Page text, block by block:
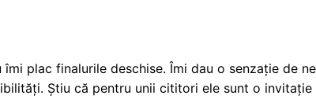
plac finalurile deschise. Îmi dau o senzație de
Știu că pentru unii cititori ele sunt o